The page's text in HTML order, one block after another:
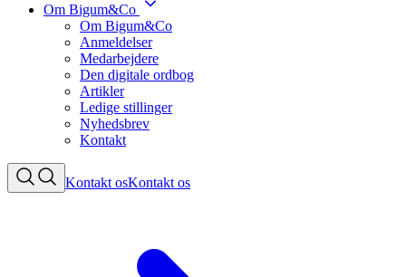
Om Bigum&Co
Om Bigum&Co
Anmeldelser
Medarbejdere
Den digitale ordbog
Artikler
Ledige stillinger
Nyhedsbrev
Kontakt
Kontakt osKontakt os